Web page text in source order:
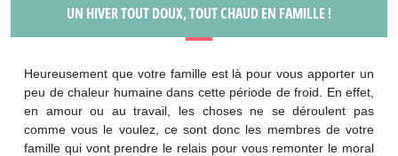
UN HIVER TOUT DOUX, TOUT CHAUD EN FAMILLE !
Heureusement que votre famille est là pour vous apporter un
peu de chaleur humaine dans cette période de froid. En effet,
en amour ou au travail, les choses ne se déroulent pas
comme vous le voulez, ce sont donc les membres de votre
famille qui vont prendre le relais pour vous remonter le moral